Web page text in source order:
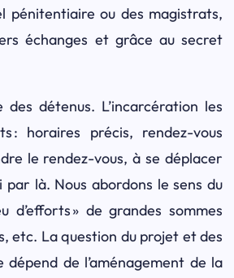
pénitentiaire ou des magistrats,
échanges et grâce au secret
détenus. L’incarcération les
horaires précis, rendez-vous
le rendez-vous, à se déplacer
par là. Nous abordons le sens du
» de grandes sommes
etc. La question du projet et des
de l’aménagement de la